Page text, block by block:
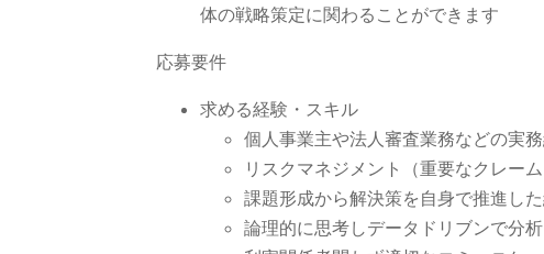
体の戦略策定に関わることができます
応募要件
求める経験・スキル
個人事業主や法人審査業務などの実
リスクマネジメント（重要なクレー
課題形成から解決策を自身で推進し
論理的に思考しデータドリブンで分